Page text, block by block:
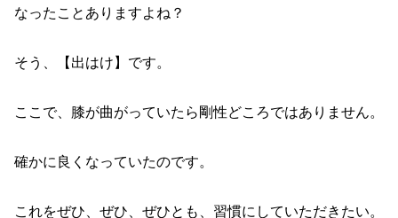
なったことありますよね？
そう、【出はけ】です。
ここで、膝が曲がっていたら剛性どころではありません。
確かに良くなっていたのです。
これをぜひ、ぜひ、ぜひとも、習慣にしていただきたい。